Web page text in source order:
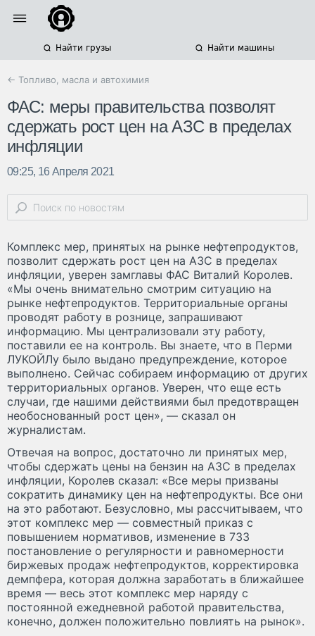
Найти грузы Найти машины
← Топливо, масла и автохимия
ФАС: меры правительства позволят
сдержать рост цен на АЗС в пределах
инфляции
09:25, 16 Апреля 2021
Комплекс мер, принятых на рынке нефтепродуктов,
позволит сдержать рост цен на АЗС в пределах
инфляции, уверен замглавы ФАС Виталий Королев.
«Мы очень внимательно смотрим ситуацию на
рынке нефтепродуктов. Территориальные органы
проводят работу в рознице, запрашивают
информацию. Мы централизовали эту работу,
поставили ее на контроль. Вы знаете, что в Перми
ЛУКОЙЛу было выдано предупреждение, которое
выполнено. Сейчас собираем информацию от других
территориальных органов. Уверен, что еще есть
случаи, где нашими действиями был предотвращен
необоснованный рост цен», — сказал он
журналистам.
Отвечая на вопрос, достаточно ли принятых мер,
чтобы сдержать цены на бензин на АЗС в пределах
инфляции, Королев сказал: «Все меры призваны
сократить динамику цен на нефтепродукты. Все они
на это работают. Безусловно, мы рассчитываем, что
этот комплекс мер — совместный приказ с
повышением нормативов, изменение в 733
постановление о регулярности и равномерности
биржевых продаж нефтепродуктов, корректировка
демпфера, которая должна заработать в ближайшее
время — весь этот комплекс мер наряду с
постоянной ежедневной работой правительства,
конечно, должен положительно повлиять на рынок».